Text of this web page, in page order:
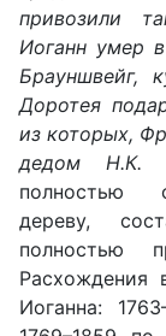
привозили
Иоганн умер
Брауншвейг,
Доротея
из которых,
дедом Н.К.
полностью
дереву,
полностью
Расхождения
Иоганна: